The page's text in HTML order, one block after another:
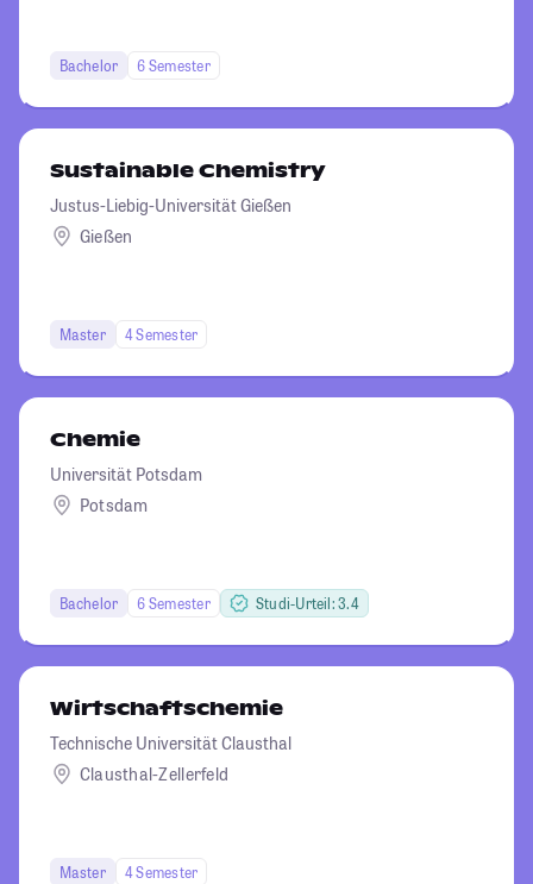
Bachelor 6 Semester
Sustainable Chemistry
Justus-Liebig-Universität Gießen
Gießen
Master 4 Semester
Chemie
Universität Potsdam
Potsdam
Bachelor 6 Semester Studi-Urteil: 3.4
Wirtschaftschemie
Technische Universität Clausthal
Clausthal-Zellerfeld
Master 4 Semester